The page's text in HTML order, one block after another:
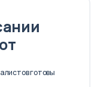
готовы